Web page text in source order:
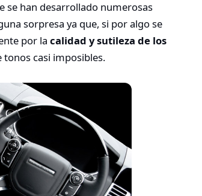
se han desarrollado numerosas
sorpresa ya que, si por algo se
por la calidad y sutileza de los
tonos casi imposibles.